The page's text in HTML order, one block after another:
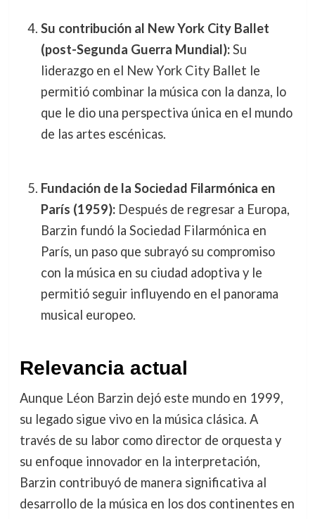
Su contribución al New York City Ballet
(post-Segunda Guerra Mundial):Su
liderazgo en el New York City Ballet le
permitió combinar la música con la danza, lo
que le dio una perspectiva única en el mundo
de las artes escénicas.
Fundación de la Sociedad Filarmónica en
París (1959):Después de regresar a Europa,
Barzin fundó la Sociedad Filarmónica en
París, un paso que subrayó su compromiso
con la música en su ciudad adoptiva y le
permitió seguir influyendo en el panorama
musical europeo.
Relevancia actual
Aunque Léon Barzin dejó este mundo en 1999,
su legado sigue vivo en la música clásica. A
través de su labor como director de orquesta y
su enfoque innovador en la interpretación,
Barzin contribuyó de manera significativa al
desarrollo de la música en los dos continentes en